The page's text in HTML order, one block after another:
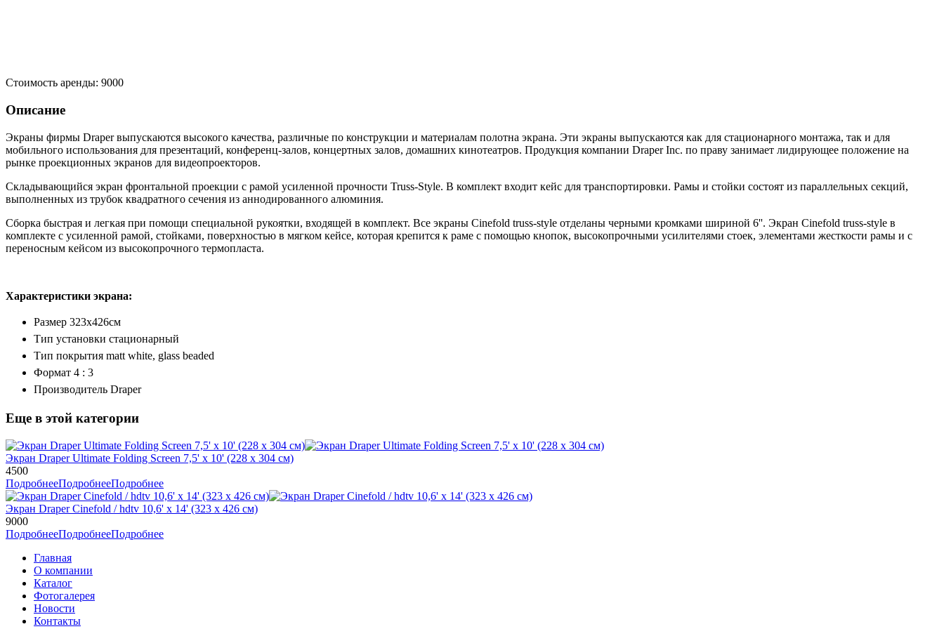
Стоимость аренды: 9000
Описание
Экраны фирмы Draper выпускаются высокого качества, различные по конструкции и материалам полотна экрана. Эти экраны выпускаются как для стационарного монтажа, так и для
мобильного использования для презентаций, конференц-залов, концертных залов, домашних кинотеатров. Продукция компании Draper Inc. по праву занимает лидирующее положение на
рынке проекционных экранов для видеопроекторов.
Складывающийся экран фронтальной проекции с рамой усиленной прочности Truss-Style. В комплект входит кейс для транспортировки. Рамы и стойки состоят из параллельных секций,
выполненных из трубок квадратного сечения из аннодированного алюминия.
Сборка быстрая и легкая при помощи специальной рукоятки, входящей в комплект. Все экраны Cinefold truss-style отделаны черными кромками шириной 6''. Экран Cinefold truss-style в
комплекте с усиленной рамой, стойками, поверхностью в мягком кейсе, которая крепится к раме с помощью кнопок, высокопрочными усилителями стоек, элементами жесткости рамы и с
переносным кейсом из высокопрочного термопласта.
Характеристики экрана:
Размер 323х426см
Тип установки стационарный
Тип покрытия matt white, glass beaded
Формат 4 : 3
Производитель Draper
Еще в этой категории
Экран Draper Ultimate Folding Screen 7,5' x 10' (228 x 304 см)
4500
ПодробнееПодробнееПодробнее
Экран Draper Cinefold / hdtv 10,6' x 14' (323 х 426 см)
9000
ПодробнееПодробнееПодробнее
Главная
О компании
Каталог
Фотогалерея
Новости
Контакты